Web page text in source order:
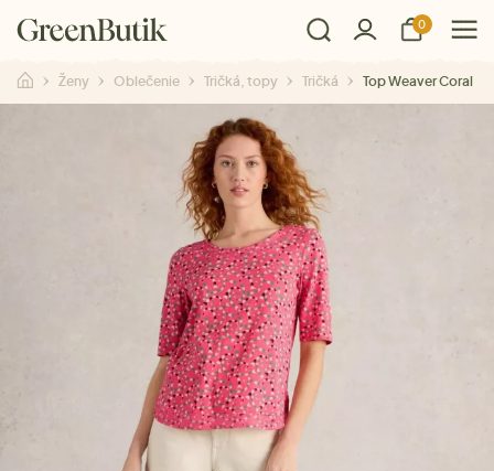
0
Ženy Oblečenie Tričká, topy Tričká Top Weaver Coral